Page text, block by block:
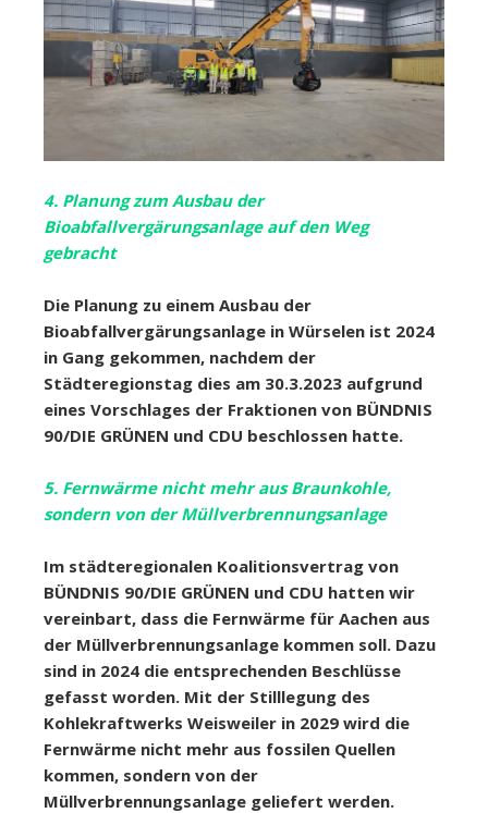
4. Planung zum Ausbau der
Bioabfallvergärungsanlage auf den Weg
gebracht
Die Planung zu einem Ausbau der
Bioabfallvergärungsanlage in Würselen ist 2024
in Gang gekommen, nachdem der
Städteregionstag dies am 30.3.2023 aufgrund
eines Vorschlages der Fraktionen von BÜNDNIS
90/DIE GRÜNEN und CDU beschlossen hatte.
5. Fernwärme nicht mehr aus Braunkohle,
sondern von der Müllverbrennungsanlage
Im städteregionalen Koalitionsvertrag von
BÜNDNIS 90/DIE GRÜNEN und CDU hatten wir
vereinbart, dass die Fernwärme für Aachen aus
der Müllverbrennungsanlage kommen soll. Dazu
sind in 2024 die entsprechenden Beschlüsse
gefasst worden. Mit der Stilllegung des
Kohlekraftwerks Weisweiler in 2029 wird die
Fernwärme nicht mehr aus fossilen Quellen
kommen, sondern von der
Müllverbrennungsanlage geliefert werden.